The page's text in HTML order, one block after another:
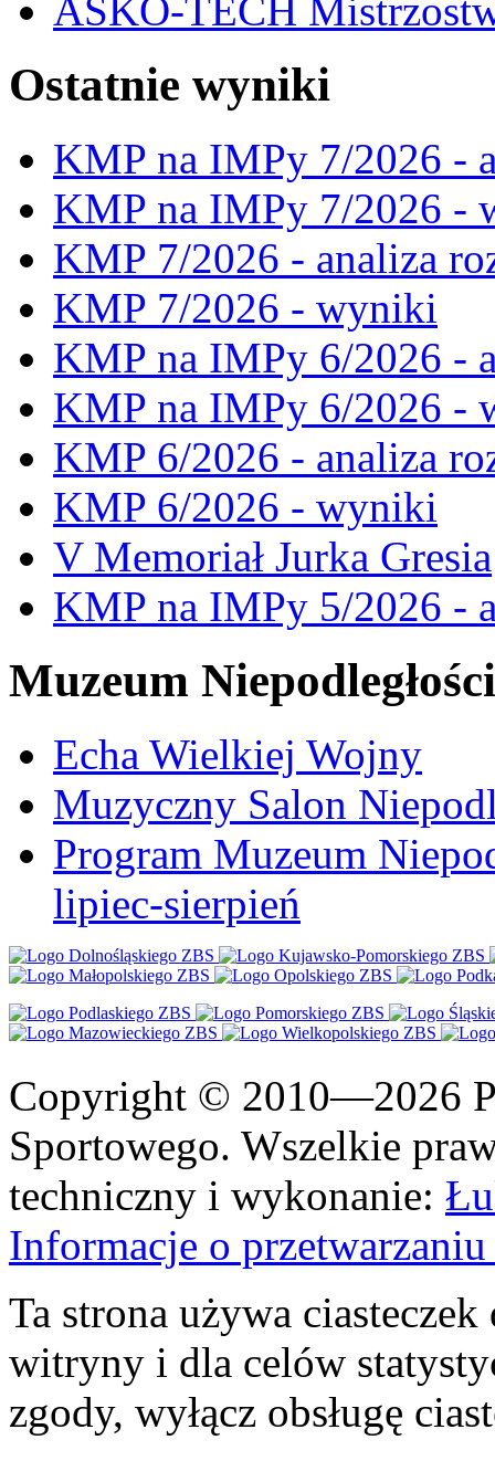
ASKO-TECH
Ostatnie wyniki
KMP na IMPy 7/2026 -
KMP na IMPy 7/2026 -
KMP 7/2026 - analiza
KMP 7/2026 - wyniki
KMP na IMPy 6/2026 -
KMP na IMPy 6/2026 -
KMP 6/2026 - analiza
KMP 6/2026 - wyniki
V Memoriał Jurka Gresia
KMP na IMPy 5/2026 -
Muzeum Niepodległości
Echa Wielkiej Wojny
Muzyczny Salon
Program Muzeum
lipiec-sierpień
Copyright © 2010—2026
Sportowego. Wszelkie
techniczny i wykonanie:
Informacje o
Ta strona używa
witryny i dla celów
zgody, wyłącz obsługę